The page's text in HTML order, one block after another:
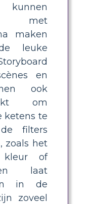
met
maken
leuke
en
ook
om
ketens te
filters
zoals het
kleur of
en laat
in de
zoveel